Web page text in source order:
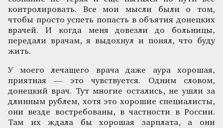
контролировать. Все мои мысли были о том,
чтобы просто успеть попасть в объятия донецких
врачей. И когда меня довезли до больницы,
передали врачам, я выдохнул и понял, что буду
жить.
У моего лечащего врача даже аура хорошая,
приятная — это чувствуется. Одним словом,
донецкий врач. Тут многие остались, не ушли за
длинным рублем, хотя это хорошие специалисты,
они везде востребованы, в частности в России.
Там их ждала бы хорошая зарплата, а они